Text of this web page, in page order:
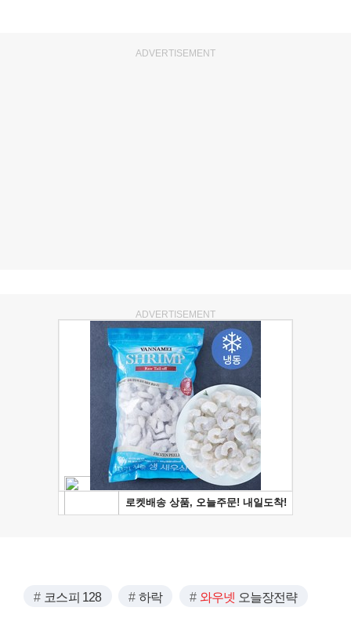
ADVERTISEMENT
ADVERTISEMENT
코스피 128 하락 와우넷 오늘장전략